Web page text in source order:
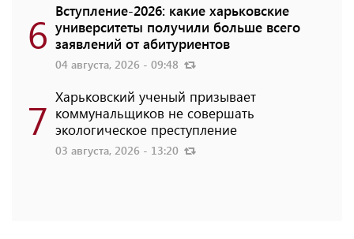
6 Вступление-2026: какие харьковские
университеты получили больше всего
заявлений от абитуриентов
04 августа, 2026 - 09:48
7 Харьковский ученый призывает
коммунальщиков не совершать
экологическое преступление
03 августа, 2026 - 13:20